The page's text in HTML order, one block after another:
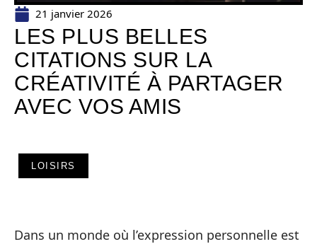
21 janvier 2026
LES PLUS BELLES
CITATIONS SUR LA
CRÉATIVITÉ À PARTAGER
AVEC VOS AMIS
LOISIRS
Dans un monde où l’expression personnelle est